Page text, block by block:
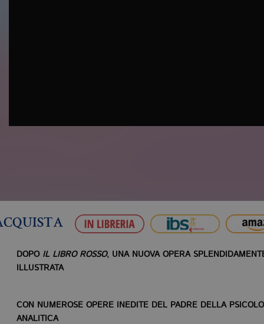
DOPO IL LIBRO ROSSO, UNA NUOVA OPERA
ILLUSTRATA
CON NUMEROSE OPERE INEDITE DEL PADRE DELLA
ANALITICA